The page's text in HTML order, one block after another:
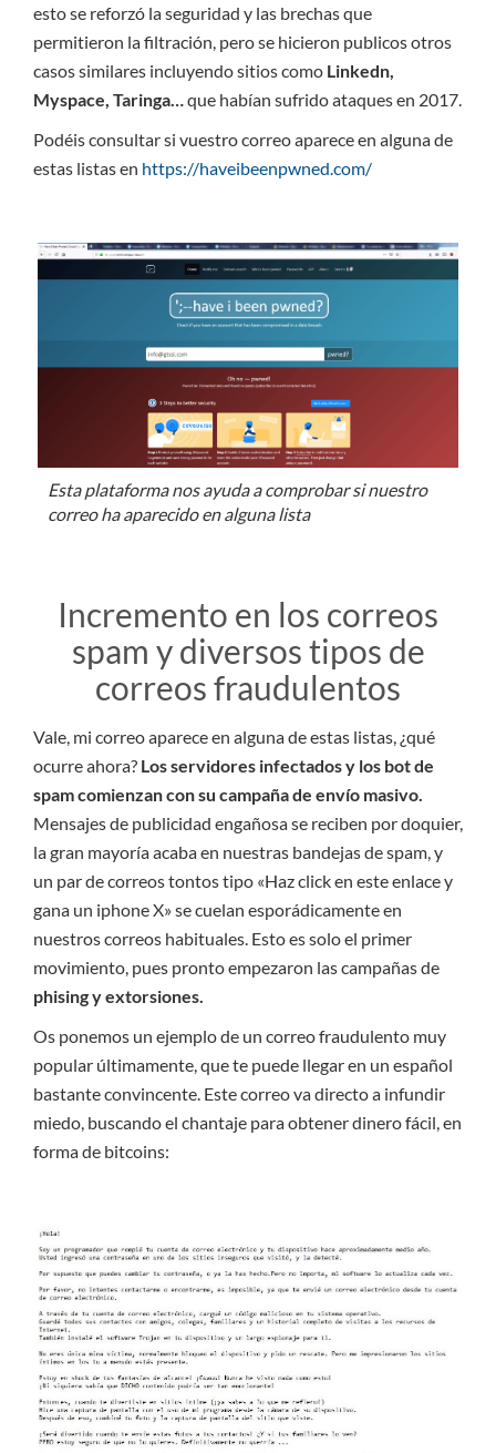
esto se reforzó la seguridad y las brechas que
permitieron la filtración, pero se hicieron publicos otros
casos similares incluyendo sitios como Linkedn,
Myspace, Taringa…que habían sufrido ataques en 2017.
Podéis consultar si vuestro correo aparece en alguna de
estas listas en https://haveibeenpwned.com/
Esta plataforma nos ayuda a comprobar si nuestro
correo ha aparecido en alguna lista
Incremento en los correos
spam y diversos tipos de
correos fraudulentos
Vale, mi correo aparece en alguna de estas listas, ¿qué
ocurre ahora? Los servidores infectados y los bot de
spam comienzan con su campaña de envío masivo.
Mensajes de publicidad engañosa se reciben por doquier,
la gran mayoría acaba en nuestras bandejas de spam, y
un par de correos tontos tipo «Haz click en este enlace y
gana un iphone X» se cuelan esporádicamente en
nuestros correos habituales. Esto es solo el primer
movimiento, pues pronto empezaron las campañas de
phising y extorsiones.
Os ponemos un ejemplo de un correo fraudulento muy
popular últimamente, que te puede llegar en un español
bastante convincente. Este correo va directo a infundir
miedo, buscando el chantaje para obtener dinero fácil, en
forma de bitcoins: